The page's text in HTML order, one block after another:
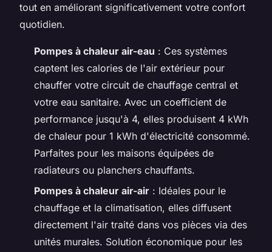
tout en améliorant significativement votre confort
quotidien.
Pompes à chaleur air-eau : Ces systèmes
captent les calories de l'air extérieur pour
chauffer votre circuit de chauffage central et
votre eau sanitaire. Avec un coefficient de
performance jusqu'à 4, elles produisent 4 kWh
de chaleur pour 1 kWh d'électricité consommé.
Parfaites pour les maisons équipées de
radiateurs ou planchers chauffants.
Pompes à chaleur air-air : Idéales pour le
chauffage et la climatisation, elles diffusent
directement l'air traité dans vos pièces via des
unités murales. Solution économique pour les